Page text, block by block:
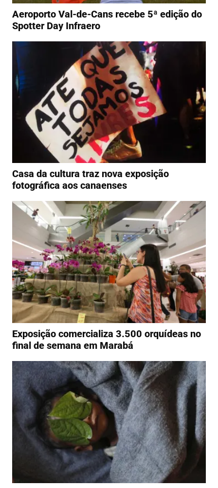
Aeroporto Val-de-Cans recebe 5ª edição do
Spotter Day Infraero
Casa da cultura traz nova exposição
fotográfica aos canaenses
Exposição comercializa 3.500 orquídeas no
final de semana em Marabá